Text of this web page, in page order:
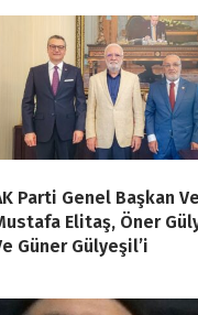
Parti Genel Başkan
Elitaş, Öner
Güner Gülyeşil’i